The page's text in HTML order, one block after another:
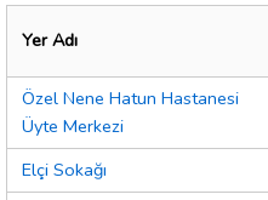
Yer Adı
Özel Nene Hatun Hastanesi
Üyte Merkezi
Elçi Sokağı